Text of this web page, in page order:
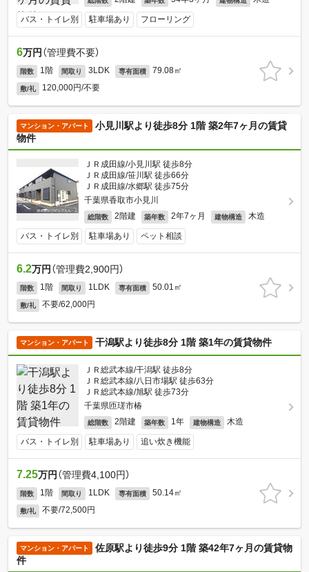
バス・トイレ別 駐車場あり フローリング
6万円 （管理費不要）
階数 1階 間取り 3LDK 専有面積 79.08㎡
敷/礼 120,000円/不要
マンション・アパート
小見川駅より徒歩8分 1階 築2年7ヶ月の賃貸
物件
ＪＲ成田線/小見川駅 徒歩8分
ＪＲ成田線/笹川駅 徒歩66分
ＪＲ成田線/水郷駅 徒歩75分
千葉県香取市小見川
総階数 2階建 築年数 2年7ヶ月 建物構造 木造
バス・トイレ別 駐車場あり ペット相談
6.2万円 （管理費2,900円）
階数 1階 間取り 1LDK 専有面積 50.01㎡
敷/礼 不要/62,000円
マンション・アパート 干潟駅より徒歩8分 1階 築1年の賃貸物件
ＪＲ総武本線/干潟駅 徒歩8分
ＪＲ総武本線/八日市場駅 徒歩63分
ＪＲ総武本線/旭駅 徒歩73分
千葉県匝瑳市椿
総階数 2階建 築年数 1年 建物構造 木造
バス・トイレ別 駐車場あり 追い炊き機能
7.25万円 （管理費4,100円）
階数 1階 間取り 1LDK 専有面積 50.14㎡
敷/礼 不要/72,500円
マンション・アパート
佐原駅より徒歩9分 1階 築42年7ヶ月の賃貸物
件